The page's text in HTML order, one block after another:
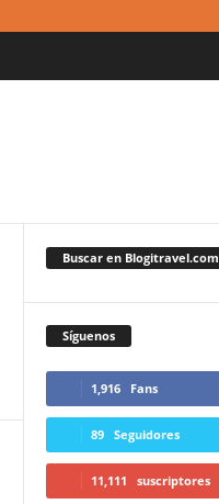
Buscar en Blogitravel.com
Síguenos
1,916 Fans
89 Seguidores
11,111 suscriptores